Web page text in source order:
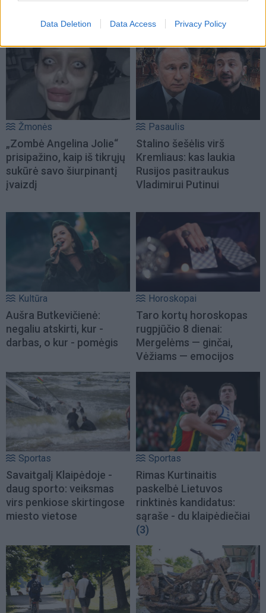
Data Deletion Data Access Privacy Policy
NAUJI
Žmonės
„Zombė Angelina Jolie“
prisipažino, kaip iš tikrųjų
sukūrė savo šiurpinantį
įvaizdį
Pasaulis
Stalino šešėlis virš
Kremliaus: kas laukia
Rusijos pasitraukus
Vladimirui Putinui
Kultūra
Aušra Butkevičienė:
negaliu atskirti, kur -
darbas, o kur - pomėgis
Horoskopai
Taro kortų horoskopas
rugpjūčio 8 dienai:
Mergelėms — ginčai,
Vėžiams — emocijos
Sportas
Savaitgalį Klaipėdoje -
daug sporto: veiksmas
virs penkiose skirtingose
miesto vietose
Sportas
Rimas Kurtinaitis
paskelbė Lietuvos
rinktinės kandidatus:
sąraše - du klaipėdiečiai
(3)